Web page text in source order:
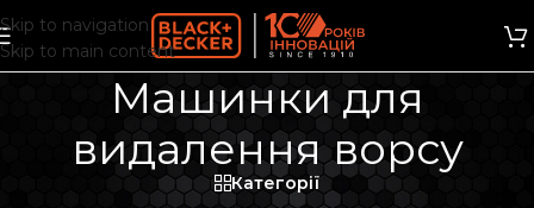
Skip to navigation
Skip to main content
Машинки для
видалення ворсу
Категорії